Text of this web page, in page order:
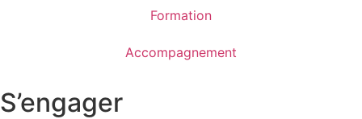
Formation
Accompagnement
S’engager